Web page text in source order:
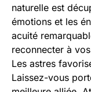
naturelle est
émotions et les
acuité
reconnecter à vos
Les astres
Laissez-vous